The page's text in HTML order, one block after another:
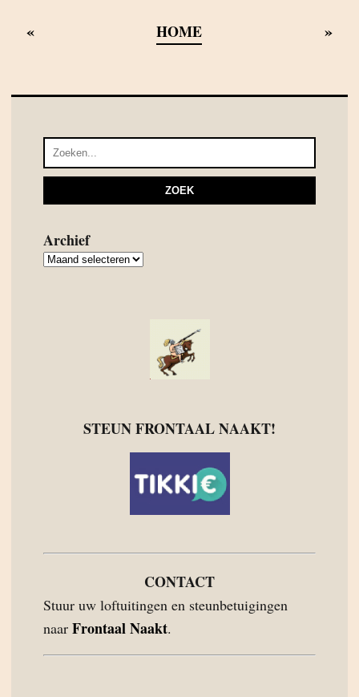
« HOME »
Archief
Archief
STEUN FRONTAAL NAAKT!
CONTACT
Stuur uw loftuitingen en steunbetuigingen
naar Frontaal Naakt.